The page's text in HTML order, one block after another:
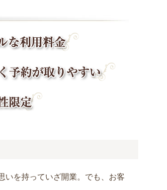
いを持っていざ開業。でも、お客